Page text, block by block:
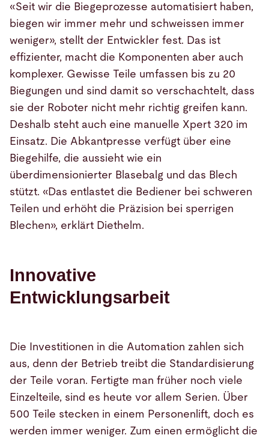
«Seit wir die Biegeprozesse automatisiert haben,
biegen wir immer mehr und schweissen immer
weniger», stellt der Entwickler fest. Das ist
effizienter, macht die Komponenten aber auch
komplexer. Gewisse Teile umfassen bis zu 20
Biegungen und sind damit so verschachtelt, dass
sie der Roboter nicht mehr richtig greifen kann.
Deshalb steht auch eine manuelle Xpert 320 im
Einsatz. Die Abkantpresse verfügt über eine
Biegehilfe, die aussieht wie ein
überdimensionierter Blasebalg und das Blech
stützt. «Das entlastet die Bediener bei schweren
Teilen und erhöht die Präzision bei sperrigen
Blechen», erklärt Diethelm.
Innovative
Entwicklungsarbeit
Die Investitionen in die Automation zahlen sich
aus, denn der Betrieb treibt die Standardisierung
der Teile voran. Fertigte man früher noch viele
Einzelteile, sind es heute vor allem Serien. Über
500 Teile stecken in einem Personenlift, doch es
werden immer weniger. Zum einen ermöglicht die